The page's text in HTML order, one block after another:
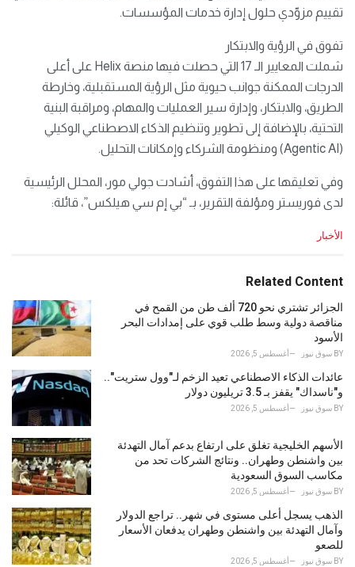
تقييم مزوّدي حلول إدارة خدمات المؤسسات.
تفوق في الرؤية والابتكار
شملت المعايير الـ 17 التي حصلت فيها منصة Helix على أعلى
الدرجات الممكنة جوانب حيوية مثل الرؤية المستقبلية، وخارطة
الطريق، والابتكار، وإدارة سير العمليات والمهام، ومراقبة البنية
التحتية، بالإضافة إلى تطوير وتنظيم الذكاء الاصطناعي الوكيلي
(Agentic AI) ومنظومة الشركاء وإمكانات التحليل.
وفي تعليقها على هذا التفوق، أشادت جولي مور، المحلل الرئيسية
لدى فوريستر ومؤلفة التقرير، بـ “بي إم سي هيلكس”، قائلة:
C
e
o
r
i
e
:
الأخبار
Related Content
الجزائر تشتري نحو 720 ألف طن من القمح في
مناقصة دولية وسط طلب قوي على إمدادات البحر
الأسود
BY سوق نيوز أغسطس 5, 2026
عائدات الذكاء الاصطناعي تعيد الزخم لـ"وول ستريت"..
و"ناسداك" يقفز بـ 3.5 تريليون دولار
BY سوق نيوز أغسطس 5, 2026
الأسهم الخليجية تغلق على ارتفاع بدعم آمال التهدئة
بين واشنطن وطهران.. ونتائج الشركات تحد من
مكاسب السوق السعودية
BY سوق نيوز أغسطس 5, 2026
الذهب يسجل أعلى مستوى في شهر.. تراجع الدولار
وآمال التهدئة بين واشنطن وطهران يدفعان الأسعار
للصعو
BY سوق نيوز أغسطس 5, 2026